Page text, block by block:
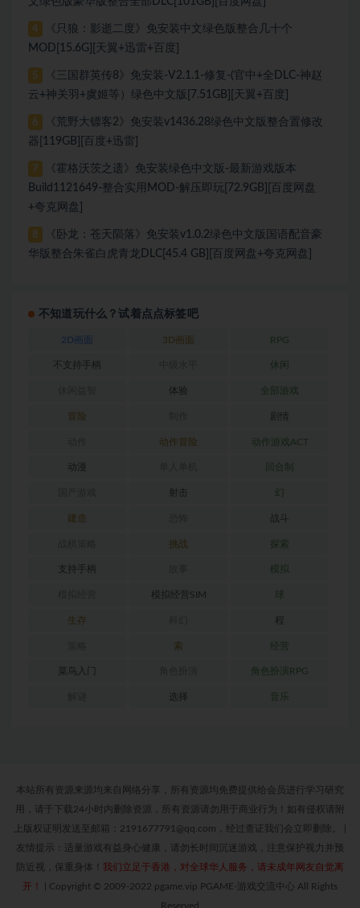
4
《只狼：影逝二度》免安装中文绿色版整合几十个
MOD[15.6G][天翼+迅雷+百度]
5
《三国群英传8》免安装-V2.1.1-修复-(官中+全DLC-神赵
云+神关羽+虞姬等）绿色中文版[7.51GB][天翼+百度]
6
《荒野大镖客2》免安装v1436.28绿色中文版整合置修改
器[119GB][百度+迅雷]
7
《霍格沃茨之遗》免安装绿色中文版-最新游戏版本
Build1121649-整合实用MOD-解压即玩[72.9GB][百度网盘
+夸克网盘]
8
《卧龙：苍天陨落》免安装v1.0.2绿色中文版国语配音豪
华版整合朱雀白虎青龙DLC[45.4 GB][百度网盘+夸克网盘]
不知道玩什么？试着点点标签吧
2D画面 3D画面 RPG
不支持手柄 休闲
体验 全部游戏
冒险 剧情
动作冒险 动作游戏ACT
动漫 回合制
射击 幻
建造 战斗
挑战 探索
支持手柄 模拟
模拟经营SIM 球
生存 程
索 经营
菜鸟入门 角色扮演RPG
选择 音乐
本站所有资源来源均来自网络分享，所有资源均免费提供给会员进行学习研究
用，请于下载24小时内删除资源，所有资源请勿用于商业行为！如有侵权请附
上版权证明发送至邮箱：2191677791@qq.com，经过查证我们会立即删除。
友情提示：适量游戏有益身心健康，请勿长时间沉迷游戏，注意保护视力并预
防近视，保重身体！ 我们立足于香港，对全球华人服务，请未成年网友自觉离
开！
Copyright © 2009-2022 pgame.vip PGAME-游戏交流中心 All Rights
Reserved